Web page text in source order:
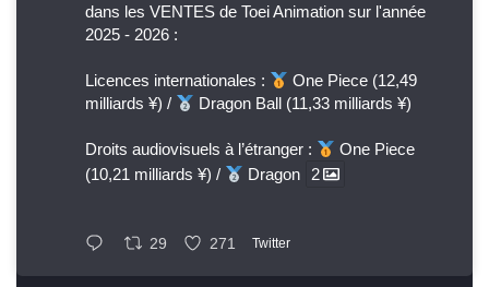
dans les VENTES de Toei Animation sur l'année
2025 - 2026 :
Licences internationales :
One Piece (12,49
milliards ¥) /
Dragon Ball (11,33 milliards ¥)
Droits audiovisuels à l’étranger :
One Piece
(10,21 milliards ¥) /
Dragon 2
29 271 Twitter